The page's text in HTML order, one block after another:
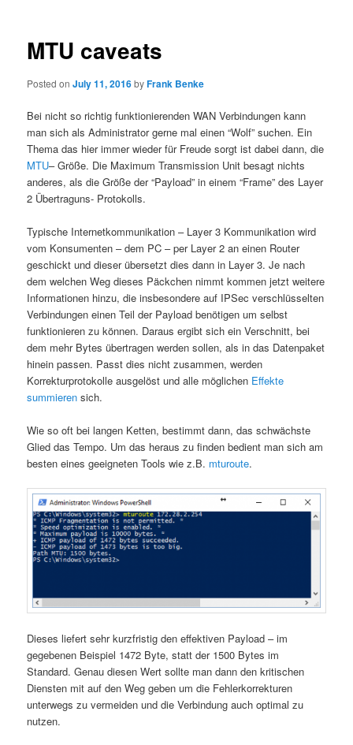
MTU caveats
Posted onJuly 11, 2016byFrank Benke
Bei nicht so richtig funktionierenden WAN Verbindungen kann
man sich als Administrator gerne mal einen “Wolf” suchen. Ein
Thema das hier immer wieder für Freude sorgt ist dabei dann, die
MTU– Größe. Die Maximum Transmission Unit besagt nichts
anderes, als die Größe der “Payload” in einem “Frame” des Layer
2 Übertraguns- Protokolls.
Typische Internetkommunikation – Layer 3 Kommunikation wird
vom Konsumenten – dem PC – per Layer 2 an einen Router
geschickt und dieser übersetzt dies dann in Layer 3. Je nach
dem welchen Weg dieses Päckchen nimmt kommen jetzt weitere
Informationen hinzu, die insbesondere auf IPSec verschlüsselten
Verbindungen einen Teil der Payload benötigen um selbst
funktionieren zu können. Daraus ergibt sich ein Verschnitt, bei
dem mehr Bytes übertragen werden sollen, als in das Datenpaket
hinein passen. Passt dies nicht zusammen, werden
Korrekturprotokolle ausgelöst und alle möglichen Effekte
summieren sich.
Wie so oft bei langen Ketten, bestimmt dann, das schwächste
Glied das Tempo. Um das heraus zu finden bedient man sich am
besten eines geeigneten Tools wie z.B. mturoute.
Dieses liefert sehr kurzfristig den effektiven Payload – im
gegebenen Beispiel 1472 Byte, statt der 1500 Bytes im
Standard.Genau diesen Wert sollte man dann den kritischen
Diensten mit auf den Weg geben um die Fehlerkorrekturen
unterwegs zu vermeiden und die Verbindung auch optimal zu
nutzen.